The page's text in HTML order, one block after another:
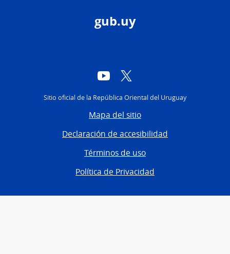
gub.uy
YouTube
Sitio oficial de la República Oriental del Uruguay
Mapa del sitio
Declaración de accesibilidad
Términos de uso
Política de Privacidad